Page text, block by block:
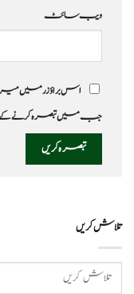
ویب‌ سائٹ
اس براؤزر میں میرا
جب میں تبصرہ کرنے
تلاش کریں